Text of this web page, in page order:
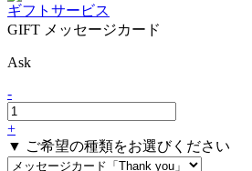
ギフトサービス
GIFT メッセージカード
Ask
-
+
▼ ご希望の種類をお選びください